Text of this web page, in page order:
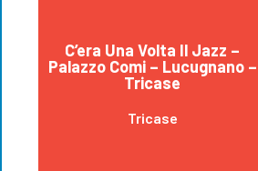
C’era Una Volta Il Jazz –
Palazzo Comi – Lucugnano –
Tricase
Tricase